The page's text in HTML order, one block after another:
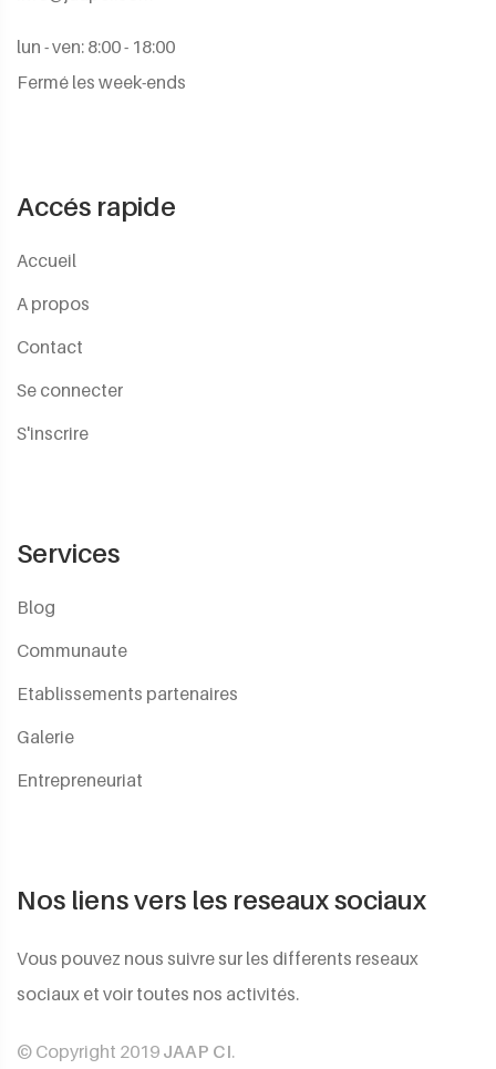
lun - ven: 8:00 - 18:00
Fermé les week-ends
Accés rapide
Accueil
A propos
Contact
Se connecter
S'inscrire
Services
Blog
Communaute
Etablissements partenaires
Galerie
Entrepreneuriat
Nos liens vers les reseaux sociaux
Vous pouvez nous suivre sur les differents reseaux
sociaux et voir toutes nos activités.
© Copyright 2019 JAAP CI.